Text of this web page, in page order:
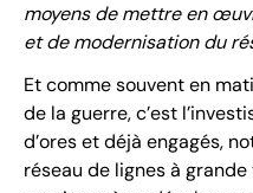
moyens de mettre en
et de modernisation du
Et comme souvent en
de la guerre, c’est
d’ores et déjà engagés,
réseau de lignes à